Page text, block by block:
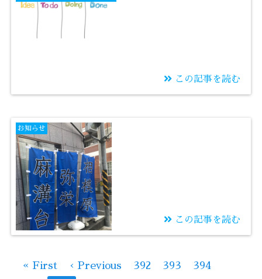
を下げるコツ
この記事を読む
お知らせ
度 令和3年度 県立高
この記事を読む
« First ‹ Previous 392 393
394